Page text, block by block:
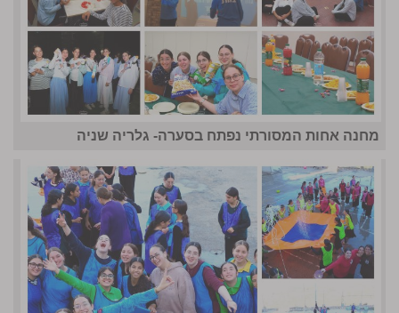
מחנה אחות המסורתי נפתח בסערה- גלריה שניה